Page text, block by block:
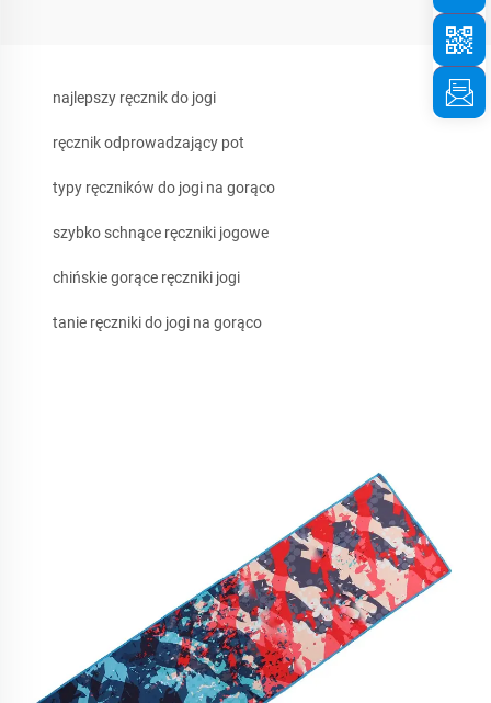
najlepszy ręcznik do jogi
ręcznik odprowadzający pot
typy ręczników do jogi na gorąco
szybko schnące ręczniki jogowe
chińskie gorące ręczniki jogi
tanie ręczniki do jogi na gorąco